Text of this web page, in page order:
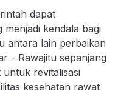
dapat
kendala bagi
antara lain perbaikan
- Rawajitu sepanjang
revitalisasi
kesehatan rawat